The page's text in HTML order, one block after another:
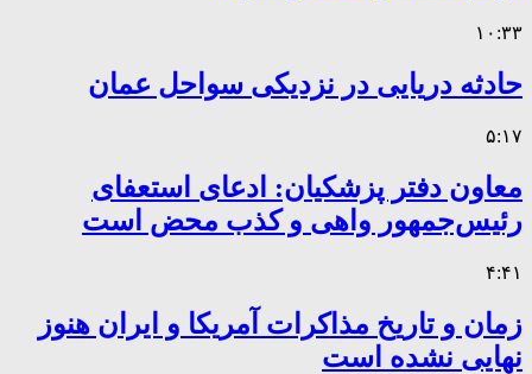
۱۰:۳۳
حادثه دریایی در نزدیکی سواحل عمان
۵:۱۷
معاون دفتر پزشکیان: ادعای استعفای
رئیس‌جمهور واهی و کذب محض است
۴:۴۱
زمان و تاریخ مذاکرات آمریکا و ایران هنوز
نهایی نشده است